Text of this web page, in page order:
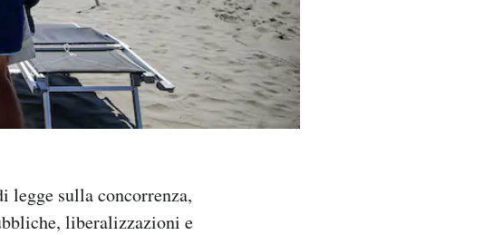
legge sulla concorrenza,
liberalizzazioni e